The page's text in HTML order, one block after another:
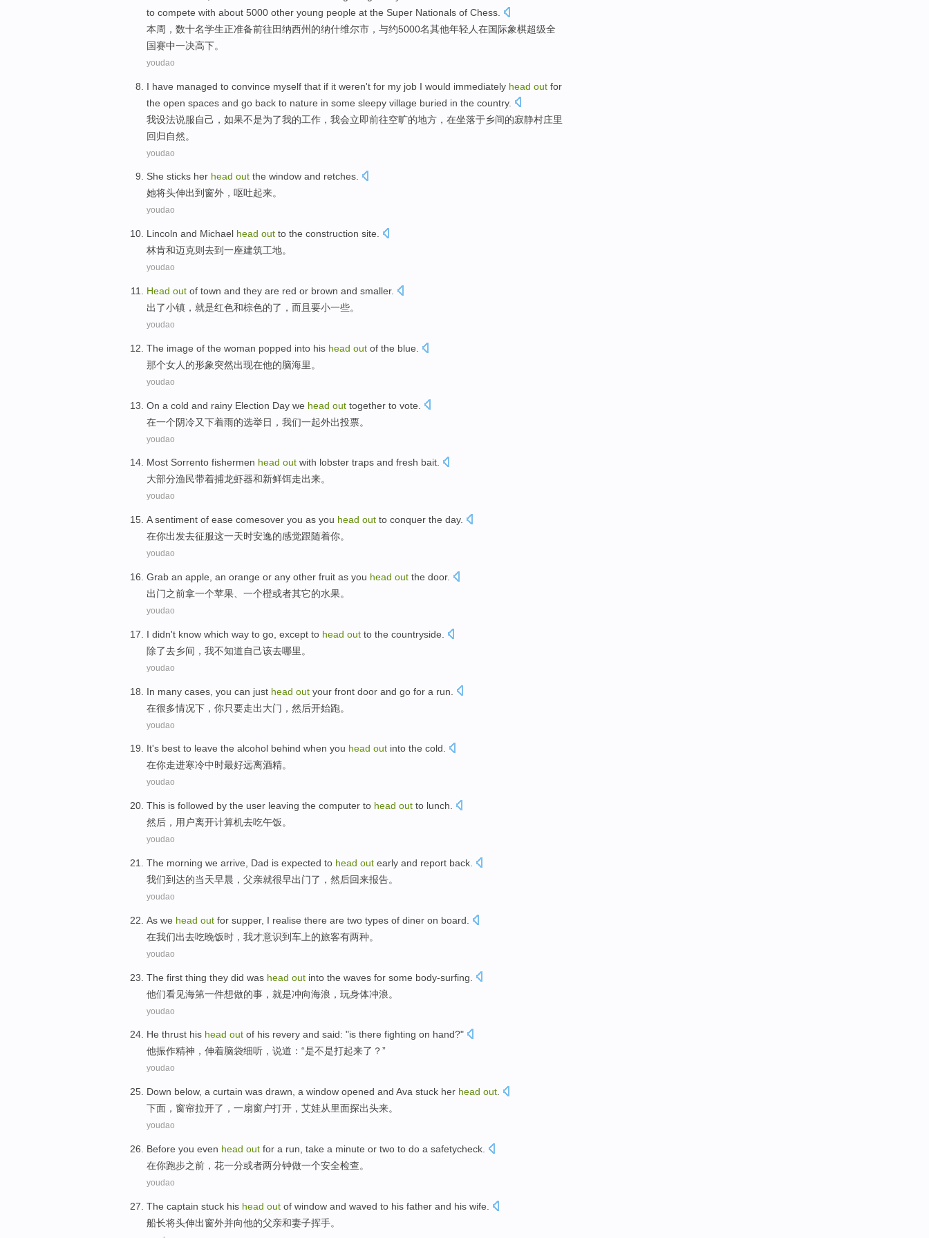
to compete with about 5000 other young people at the Super Nationals of Chess
本周 ， 数十名学生正准备前往田纳西州 的纳什维尔市， 与约5000名其他年轻人在国际象棋超级全
国赛中一决高下。
youdao
I have managed to convince myself that if it weren't for my job I would immediately head out for
the open spaces and go back to nature in some sleepy village buried in the country.
我设法说服自己 ， 如果不是为了我的工作 ， 我会立即前往空旷的地方， 在坐落于乡间的寂静村庄里
回归自然。
youdao
She sticks her head out the window and retches.
她将头伸出到 窗外 ， 呕吐起来。
youdao
Lincoln and Michael head out to the construction site
林肯和迈克则去到一座建筑工地。
youdao
Head out of town and they are red or brown and smaller.
出了小镇 ， 就是红色和棕色的了，而且要小一些。
youdao
The image of the woman popped into his head out of the blue.
那个女人 的形象突然出现在他的脑海里 。
youdao
On a cold and rainy Election Day we head out together to vote
在一个阴冷又下着雨的选举日 ， 我们一起外出投票。
youdao
Most Sorrento fishermen head out with lobster traps and fresh bait.
大部分渔民带着捕龙虾器和新鲜饵走出来。
youdao
Asentiment of ease comesover you as you head out to conquer the day.
在你出发去征服这一天时安逸的感觉跟随着你。
youdao
Grab an apple , an orange or any other fruit as you head out the door.
出门之前拿一个苹果 、一个橙或者其它的水果。
youdao
I didn't know which way to go except to head out to the countryside
除了去乡间 ， 我不知道自己该去哪里 。
youdao
In many cases you can just head out your front door and go for a run.
在很多情况下 ， 你只要走出大门 ， 然后开始跑。
youdao
It's best to leave the alcohol behind when you head out into the cold.
在你走进寒冷中时最好远离酒精。
youdao
This is followed by the user leaving the computer to head out to lunch
然后 ， 用户离开计算机去吃午饭。
youdao
The morning we arrive Dad is expected to head out early and report back
我们到达的当天早晨， 父亲就很早出门了，然后回来报告。
youdao
As we head out for supper, I realise there are two types of diner on board
在我们出去吃晚饭时， 我才意识到车上的旅客有两种。
youdao
The first thing they did was head out into the waves for some body-surfing.
他们看见海第一件想做的事，就是冲向海浪 ，玩身体冲浪。
youdao
He thrust his head out of his revery and said: "is there fighting on hand?"
他振作精神， 伸着脑袋细听， 说道 ：“是不是打起来了？”
youdao
Down below, a curtain was drawn, a window opened and Ava stuck her head out
下面 ， 窗帘拉开了， 一扇窗户打开 ，艾娃从里面探出头来。
youdao
Before you even head out for a run take a minute or two to do a safetycheck
在你跑步之前 ， 花一分或者两分钟做一个安全检查。
youdao
The captain stuck his head out of window and waved to his father and his wife
船长将头伸出窗外并向他的父亲和妻子挥手。